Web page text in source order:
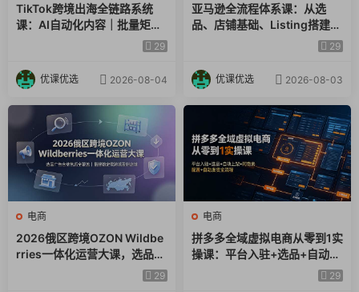
TikTok跨境出海全链路系统
课：AI自动化内容｜批量矩阵
起号｜蓝海选品回款全链路出
29
优课优选 2026-08-04
亚马逊全流程体系课：从选
品、店铺基础、Listing搭建、
FBA备货、后台操作到站内广29
优课优选 2026-08-03
电商
2026俄区跨境OZON Wildbe
rries一体化运营大课，选品广
告仓储售后全覆盖，搭建稳定
29
电商
拼多多全域虚拟电商从零到1实
操课：平台入驻+选品+自动上
架+阿奇索配置+自动发货全流
29